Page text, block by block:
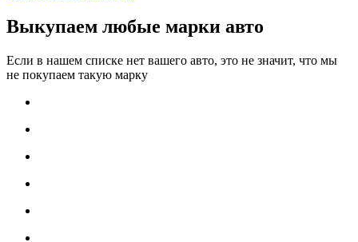
Выкупаем любые марки авто
Если в нашем списке нет вашего авто, это не значит, что мы
не покупаем такую марку